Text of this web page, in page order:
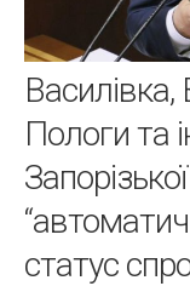
Василівка,
Пологи та
статус